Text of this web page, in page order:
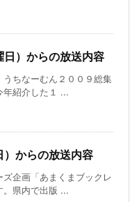
日）からの放送内容
ちなーむん２００９総集
年紹介した１ ...
）からの放送内容
企画「あまくまブックレ
。県内で出版 ...